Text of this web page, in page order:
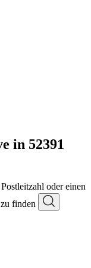
in 52391
oder einen
finden